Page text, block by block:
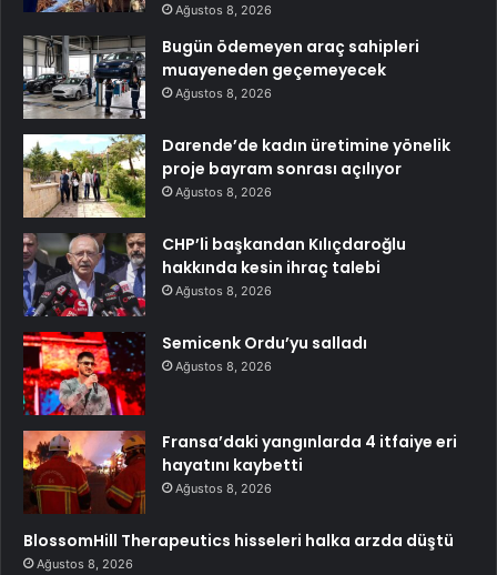
Ağustos 8, 2026
Bugün ödemeyen araç sahipleri
muayeneden geçemeyecek
Ağustos 8, 2026
Darende’de kadın üretimine yönelik
proje bayram sonrası açılıyor
Ağustos 8, 2026
CHP’li başkandan Kılıçdaroğlu
hakkında kesin ihraç talebi
Ağustos 8, 2026
Semicenk Ordu’yu salladı
Ağustos 8, 2026
Fransa’daki yangınlarda 4 itfaiye eri
hayatını kaybetti
Ağustos 8, 2026
BlossomHill Therapeutics hisseleri halka arzda düştü
Ağustos 8, 2026